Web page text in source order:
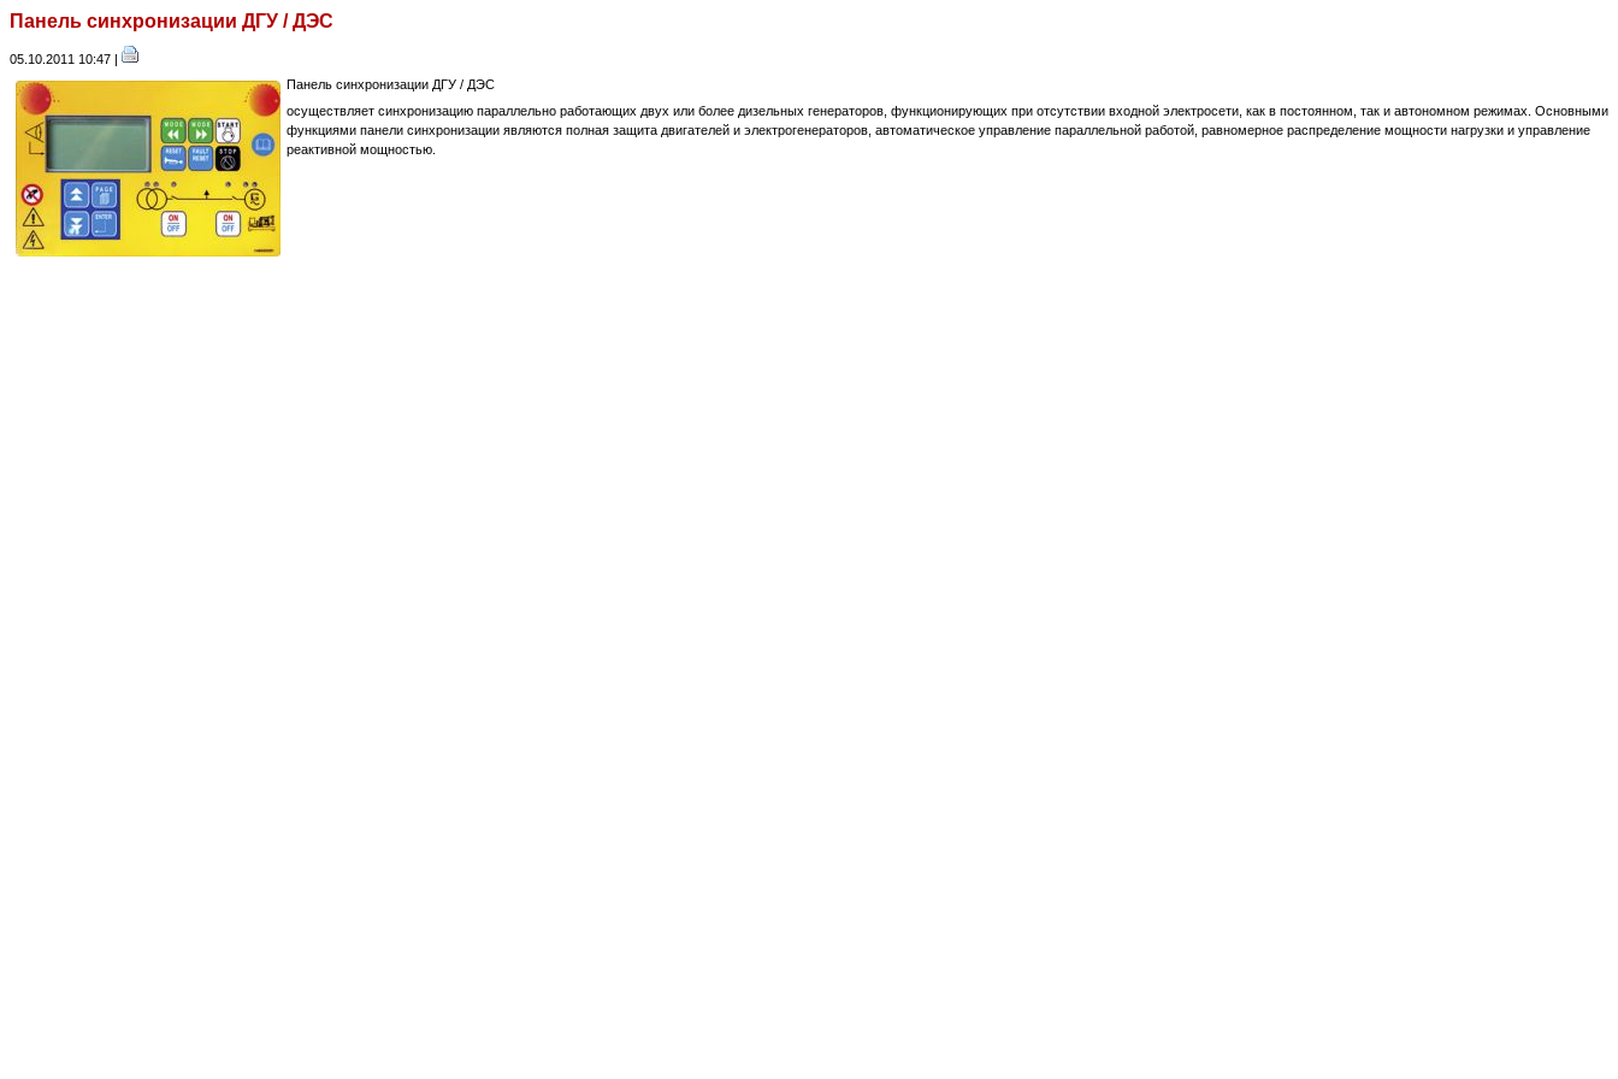
Панель синхронизации ДГУ / ДЭС
05.10.2011 10:47 |
Панель синхронизации ДГУ / ДЭС
осуществляет синхронизацию параллельно работающих двух или более дизельных генераторов, функционирующих при отсутствии входной электросети, как в постоянном, так и автономном режимах. Основными
функциями панели синхронизации являются полная защита двигателей и электрогенераторов, автоматическое управление параллельной работой, равномерное распределение мощности нагрузки и управление
реактивной мощностью.